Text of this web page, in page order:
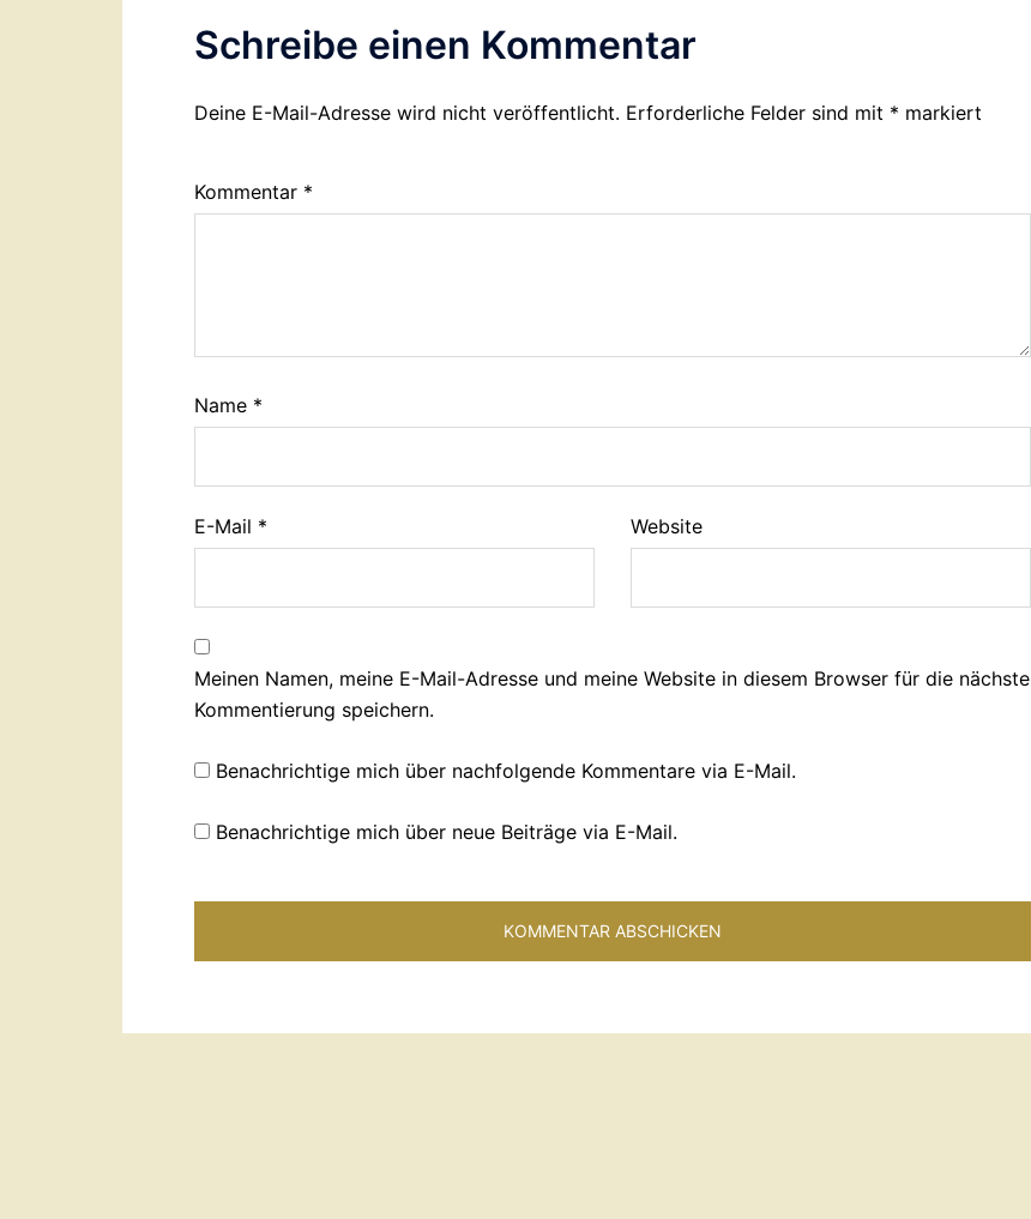
Schreibe einen Kommentar
Deine E-Mail-Adresse wird nicht veröffentlicht. Erforderliche Felder sind mit * markiert
Kommentar *
Name *
E-Mail * Website
Meinen Namen, meine E-Mail-Adresse und meine Website in diesem Browser für die nächste
Kommentierung speichern.
Benachrichtige mich über nachfolgende Kommentare via E-Mail.
Benachrichtige mich über neue Beiträge via E-Mail.